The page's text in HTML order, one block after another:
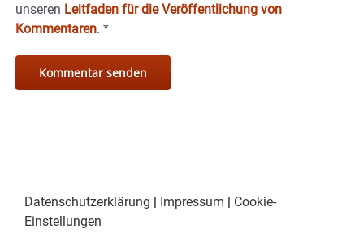
unseren Leitfaden für die Veröffentlichung von
Kommentaren. *
Datenschutzerklärung | Impressum | Cookie-
Einstellungen